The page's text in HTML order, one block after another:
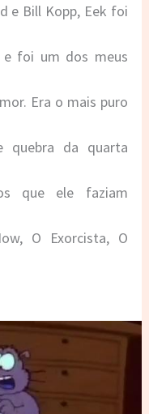
e Bill Kopp, Eek foi
e foi um dos meus
Era o mais puro
quebra da quarta
que ele faziam
O Exorcista, O